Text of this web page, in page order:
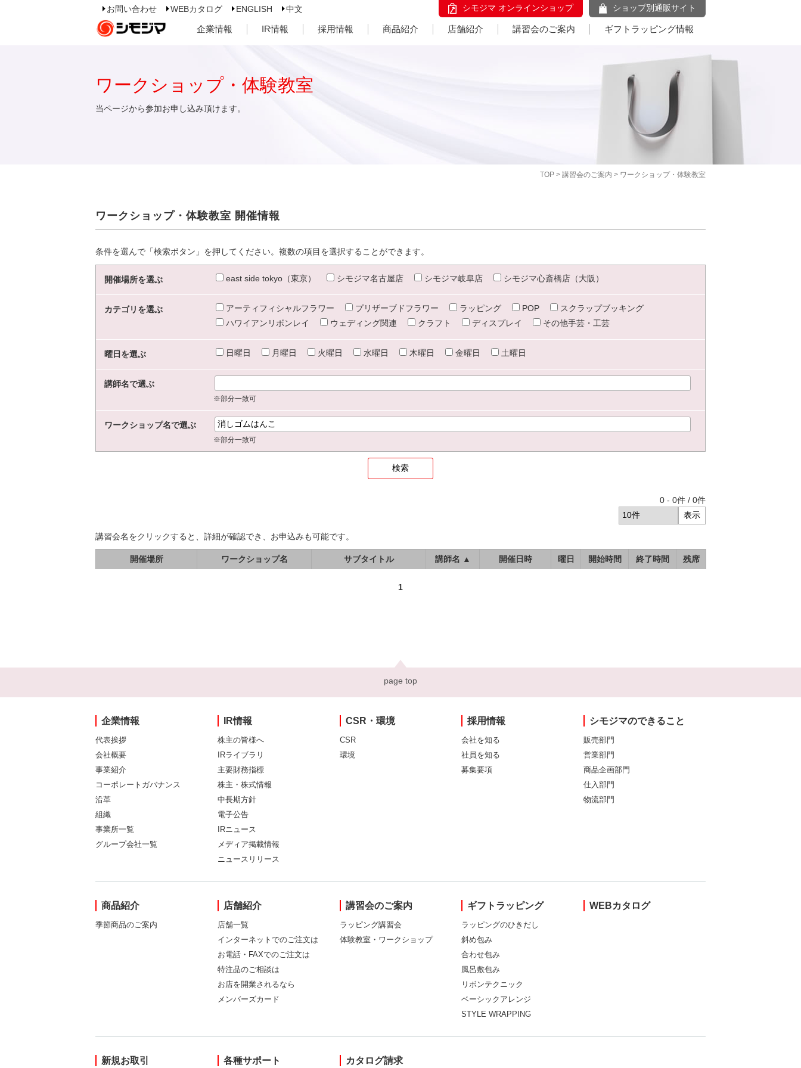
お問い合わせ WEBカタログ ENGLISH 中文 シモジマ オンラインショップ ショップ別通販サイト
企業情報 IR情報 採用情報 商品紹介 店舗紹介 講習会のご案内 ギフトラッピング情報
TOP > 講習会のご案内 > ワークショップ・体験教室
ワークショップ・体験教室
当ページから参加お申し込み頂けます。
ワークショップ・体験教室 開催情報
条件を選んで「検索ボタン」を押してください。複数の項目を選択することができます。
開催場所を選ぶ east side tokyo（東京） シモジマ名古屋店 シモジマ岐阜店 シモジマ心斎橋店（大阪）
カテゴリを選ぶ アーティフィシャルフラワー プリザーブドフラワー ラッピング POP
スクラップブッキング
ハワイアンリボンレイ
ウェディング関連 クラフト ディスプレイ その他手芸・工芸
曜日を選ぶ 日曜日 月曜日 火曜日 水曜日 木曜日 金曜日 土曜日
講師名で選ぶ
※部分一致可
ワークショップ名で選ぶ
※部分一致可
0 - 0件 / 0件
講習会名をクリックすると、詳細が確認でき、お申込みも可能です。
開催場所 ワークショップ名 サブタイトル 講師名 ▲ 開催日時 曜日 開始時間 終了時間 残席
1
page top
企業情報
代表挨拶
会社概要
事業紹介
コーポレートガバナンス
沿革
組織
事業所一覧
グループ会社一覧
IR情報
株主の皆様へ
IRライブラリ
主要財務指標
株主・株式情報
中長期方針
電子公告
IRニュース
メディア掲載情報
ニュースリリース
CSR・環境
CSR
環境
採用情報
会社を知る
社員を知る
募集要項
シモジマのできること
販売部門
営業部門
商品企画部門
仕入部門
物流部門
商品紹介
季節商品のご案内
店舗紹介
店舗一覧
インターネットでのご注文は
お電話・FAXでのご注文は
特注品のご相談は
お店を開業されるなら
メンバーズカード
講習会のご案内
ラッピング講習会
体験教室・ワークショップ
ギフトラッピング
ラッピングのひきだし
斜め包み
合わせ包み
風呂敷包み
リボンテクニック
ベーシックアレンジ
STYLE WRAPPING
WEBカタログ
新規お取引 各種サポート カタログ請求